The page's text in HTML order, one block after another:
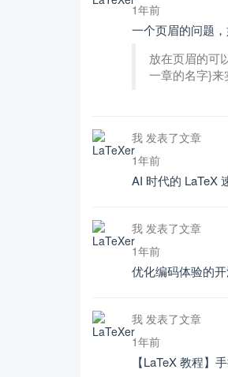
1年前
一个页眉的问题
放在页眉的可
一章的名字}来
我 发表了文章
1年前
AI 时代的 LaTeX
我 发表了文章
1年前
优化编码体验的
我 发表了文章
1年前
【LaTeX 教程】